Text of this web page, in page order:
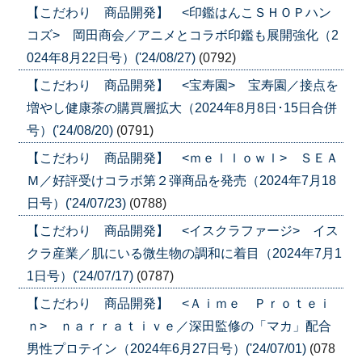
【こだわり 商品開発】 <印鑑はんこＳＨＯＰハン
コズ> 岡田商会／アニメとコラボ印鑑も展開強化（2
024年8月22日号）('24/08/27) (0792)
【こだわり 商品開発】 <宝寿園> 宝寿園／接点を
増やし健康茶の購買層拡大（2024年8月8日･15日合併
号）('24/08/20) (0791)
【こだわり 商品開発】 <ｍｅｌｌｏｗｌ> ＳＥＡ
Ｍ／好評受けコラボ第２弾商品を発売（2024年7月18
日号）('24/07/23) (0788)
【こだわり 商品開発】 <イスクラファージ> イス
クラ産業／肌にいる微生物の調和に着目（2024年7月1
1日号）('24/07/17) (0787)
【こだわり 商品開発】 <Ａｉｍｅ Ｐｒｏｔｅｉ
ｎ> ｎａｒｒａｔｉｖｅ／深田監修の「マカ」配合
男性プロテイン（2024年6月27日号）('24/07/01) (078